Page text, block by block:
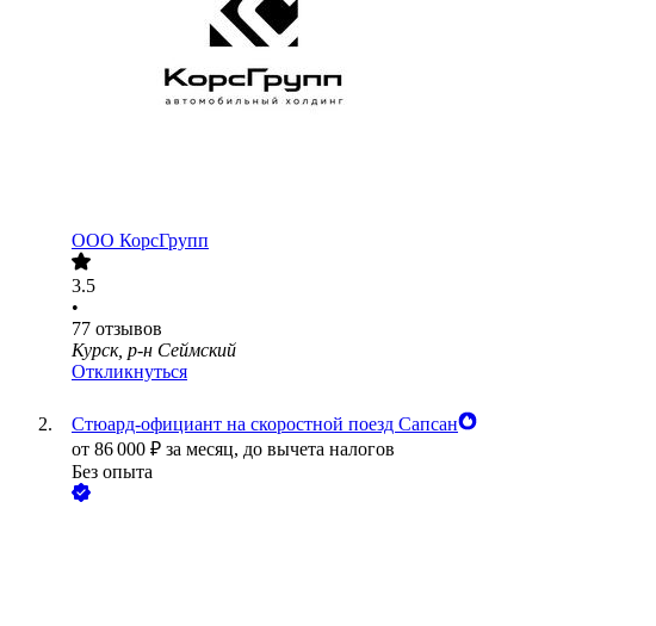
ООО КорсГрупп
3.5
•
77 отзывов
Курск, р-н Сеймский
Откликнуться
Стюард-официант на скоростной поезд Сапсан
от 86 000 ₽ за месяц, до вычета налогов
Без опыта